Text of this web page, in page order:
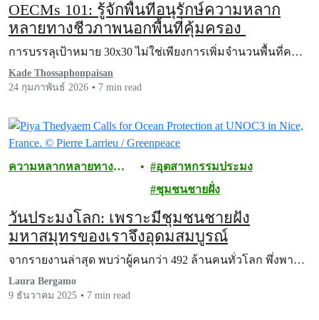
OECMs 101: รู้จักพื้นที่อนุรักษ์ความหลาก
หลายทางชีวภาพนอกพื้นที่คุ้มครอง
การบรรลุเป้าหมาย 30x30 ไม่ใช่เพียงการเพิ่มจำนวนพื้นที่ค…
Kade Thossaphonpaisan
24 กุมภาพันธ์ 2026
7 min read
ความหลากหลายทาง
อุตสาหกรรมประมง
ชุมชนชายฝั่ง
วันประมงโลก: เพราะมีชุมชนชายฝั่ง
มหาสมุทรของเราจึงอุดมสมบูรณ์
จากรายงานล่าสุด พบว่าผู้คนกว่า 492 ล้านคนทั่วโลก พึ่งพา…
Laura Bergamo
9 ธันวาคม 2025
7 min read